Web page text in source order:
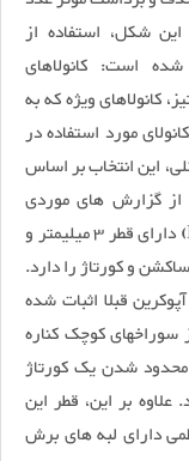
این شکل، استفاده از
است: کانولاهای
کانولاهای ویژه که به
مورد استفاده در
این انتخاب بر اساس
از گزارش های موردی
جداگانه صورت می‌گیرد. کانولای فاطمی (Fatemi) دارای قطر 3 میلیمتر و
ساکشن و کورتاژ را دارد.
قبلا اثبات شده
حال، بچارا و همکارانش (2007) از سوراخهای کوچک کناره
شدن یک کورتاژ
علاوه بر این، قطر این
دارای لبه های برش